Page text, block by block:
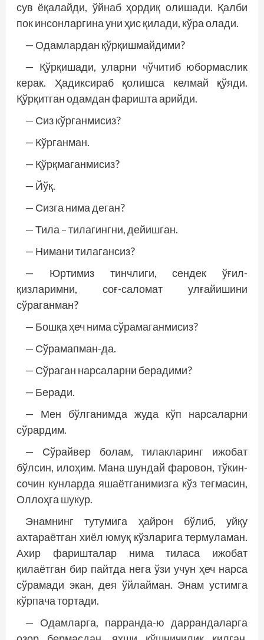
сув ёқалайди, ўйнаб ҳордиқ олишади. Қалби
пок инсонларгина уни ҳис қилади, кўра олади.
— Одамлардан қўрқишмайдими?
— Қўрқишади, уларни чўчитиб юбормаслик
керак. Ҳадиксираб қолишса келмай қўяди.
Қўрқитган одамдан фаришта арийди.
— Сиз кўрганмисиз?
— Кўрганман.
— Қўрқмаганмисиз?
— Йўқ.
— Сизга нима деган?
— Тила – тилагингни, дейишган.
— Нимани тилагансиз?
— Юртимиз тинчлиги, сендек ўғил-
қизларимни, соғ-саломат улғайишини
сўраганман?
— Бошқа ҳеч нима сўрамаганмисиз?
— Сўрамапман-да.
— Сўраган нарсаларни берадими?
— Беради.
— Мен бўлганимда жуда кўп нарсаларни
сўрардим.
— Сўрайвер болам, тилакларинг ижобат
бўлсин, илоҳим. Мана шундай фаровон, тўкин-
сочин кунларда яшаётганимизга кўз тегмасин,
Оллоҳга шукур.
Энамнинг тутумига ҳайрон бўлиб, уйқу
ахтараётган хиёл юмуқ кўзларига термуламан.
Ахир фаришталар нима тиласа ижобат
қилаётган бир пайт­­да нега ўзи учун ҳеч нарса
сўрамади экан, дея ўйлайман. Энам устимга
кўрпача тортади.
— Одамларга, парранда-ю даррандаларга